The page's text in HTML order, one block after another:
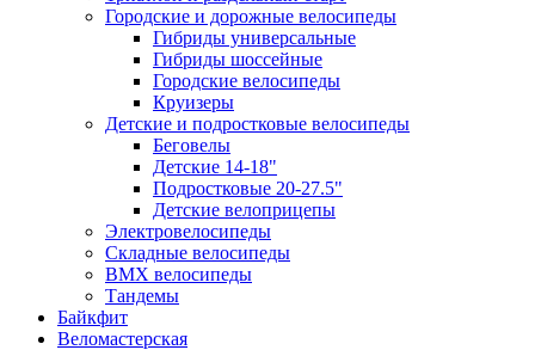
Городские и дорожные велосипеды
Гибриды универсальные
Гибриды шоссейные
Городские велосипеды
Круизеры
Детские и подростковые велосипеды
Беговелы
Детские 14-18"
Подростковые 20-27.5"
Детские велоприцепы
Электровелосипеды
Складные велосипеды
BMX велосипеды
Тандемы
Байкфит
Веломастерская